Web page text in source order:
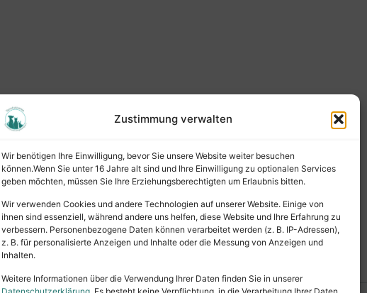
Zustimmung verwalten
Wir benötigen Ihre Einwilligung, bevor Sie unsere Website weiter besuchen
können.Wenn Sie unter 16 Jahre alt sind und Ihre Einwilligung zu optionalen Services
geben möchten, müssen Sie Ihre Erziehungsberechtigten um Erlaubnis bitten.
Wir verwenden Cookies und andere Technologien auf unserer Website. Einige von
ihnen sind essenziell, während andere uns helfen, diese Website und Ihre Erfahrung zu
verbessern. Personenbezogene Daten können verarbeitet werden (z. B. IP-Adressen),
z. B. für personalisierte Anzeigen und Inhalte oder die Messung von Anzeigen und
Inhalten.
Weitere Informationen über die Verwendung Ihrer Daten finden Sie in unserer